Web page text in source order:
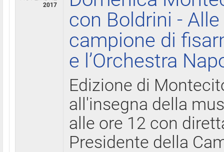
2017
con Boldrini -
campione di
e l’Orchestra
Edizione di
all'insegna della
alle ore 12 con
Presidente della